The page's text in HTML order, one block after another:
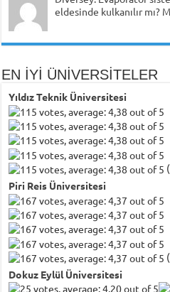
eldesinde kulkanılır mı?
EN İYİ ÜNİVERSİTELER
Yıldız Teknik Üniversitesi
(
Piri Reis Üniversitesi
(
Dokuz Eylül Üniversitesi